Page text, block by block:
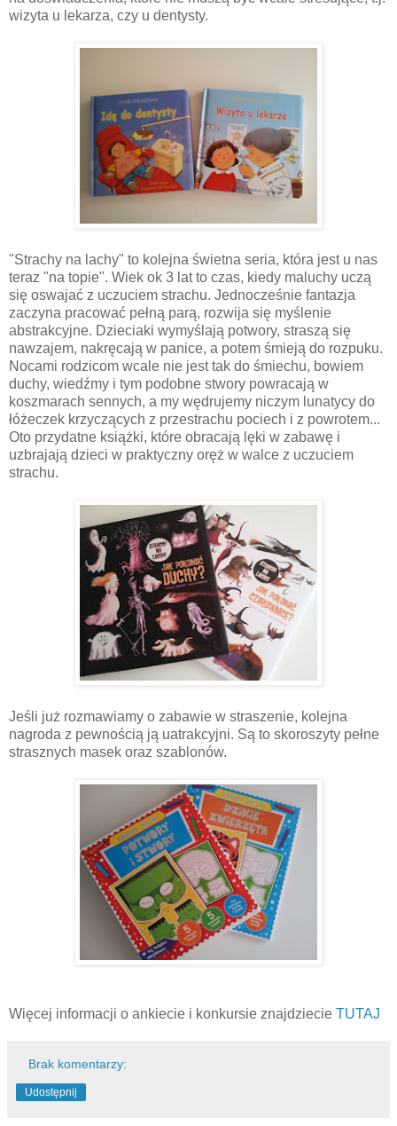
wizyta u lekarza, czy u dentysty.
"Strachy na lachy" to kolejna świetna seria, która jest u nas
teraz "na topie". Wiek ok 3 lat to czas, kiedy maluchy uczą
się oswajać z uczuciem strachu. Jednocześnie fantazja
zaczyna pracować pełną parą, rozwija się myślenie
abstrakcyjne. Dzieciaki wymyślają potwory, straszą się
nawzajem, nakręcają w panice, a potem śmieją do rozpuku.
Nocami rodzicom wcale nie jest tak do śmiechu, bowiem
duchy, wiedźmy i tym podobne stwory powracają w
koszmarach sennych, a my wędrujemy niczym lunatycy do
łóżeczek krzyczących z przestrachu pociech i z powrotem...
Oto przydatne książki, które obracają lęki w zabawę i
uzbrajają dzieci w praktyczny oręż w walce z uczuciem
strachu.
Jeśli już rozmawiamy o zabawie w straszenie, kolejna
nagroda z pewnością ją uatrakcyjni. Są to skoroszyty pełne
strasznych masek oraz szablonów.
Więcej informacji o ankiecie i konkursie znajdziecie TUTAJ
Brak komentarzy:
Udostępnij